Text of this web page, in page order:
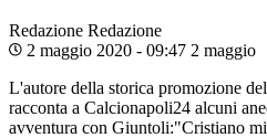
Redazione Redazione
2 maggio 2020 - 09:47 2 maggio
L'autore della storica promozione
racconta a Calcionapoli24 alcuni
avventura con Giuntoli:"Cristiano